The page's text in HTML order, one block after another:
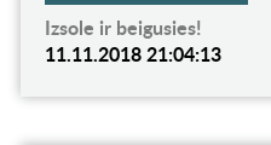
Izsole ir beigusies!
11.11.2018 21:04:13